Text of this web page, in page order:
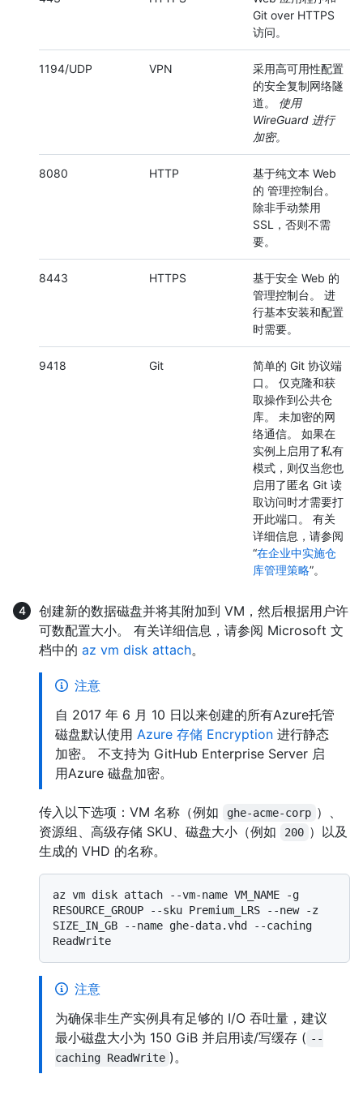
Git over HTTPS
访问。
1194/UDP VPN
采用高可用性配置
的安全复制网络隧
道。 使用
WireGuard 进行
加密。
8080 HTTP
基于纯文本 Web
的 管理控制台。
除非手动禁用
SSL，否则不需
要。
8443 HTTPS
基于安全 Web 的
管理控制台。 进
行基本安装和配置
时需要。
9418 Git
简单的 Git 协议端
口。 仅克隆和获
取操作到公共仓
库。 未加密的网
络通信。 如果在
实例上启用了私有
模式，则仅当您也
启用了匿名 Git 读
取访问时才需要打
开此端口。 有关
详细信息，请参阅
“在企业中实施仓
库管理策略”。
创建新的数据磁盘并将其附加到 VM，然后根据用户许
可数配置大小。 有关详细信息，请参阅 Microsoft 文
档中的 az vm disk attach。
注意
自 2017 年 6 月 10 日以来创建的所有Azure托管
磁盘默认使用 Azure 存储 Encryption 进行静态
加密。 不支持为 GitHub Enterprise Server 启
用Azure 磁盘加密。
传入以下选项：VM 名称（例如 ghe-acme-corp ）、
资源组、高级存储 SKU、磁盘大小（例如
200 ）以及
生成的 VHD 的名称。
az vm disk attach --vm-name VM_NAME -g
RESOURCE_GROUP --sku Premium_LRS --new -z
SIZE_IN_GB --name ghe-data.vhd --caching
注意
为确保非生产实例具有足够的 I/O 吞吐量，建议
最小磁盘大小为 150 GiB 并启用读/写缓存 ( --
caching ReadWrite )。